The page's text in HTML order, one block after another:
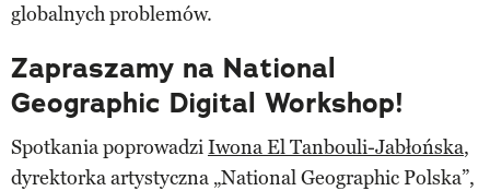
globalnych problemów.
Zapraszamy na National
Geographic Digital Workshop!
Spotkania poprowadziIwona El Tanbouli-Jabłońska,
dyrektorka artystyczna „National Geographic Polska”,